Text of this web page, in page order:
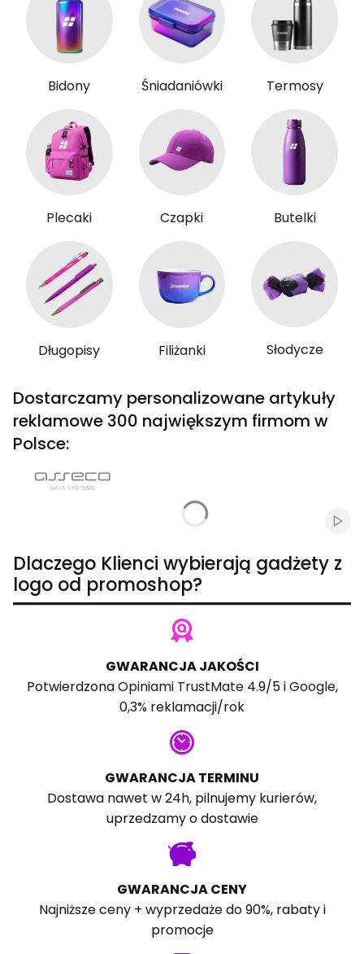
Bidony Śniadaniówki Termosy
Plecaki Czapki Butelki
Długopisy Filiżanki Słodycze
Dostarczamy personalizowane artykuły
reklamowe 300 największym firmom w
Polsce:
Dlaczego Klienci wybierają gadżety z
logo od promoshop?
GWARANCJA JAKOŚCI
PotwierdzonaOpiniami TrustMate4.9/5 iGoogle,
0,3% reklamacji/rok
GWARANCJA TERMINU
Dostawa nawet w 24h, pilnujemy kurierów,
uprzedzamy o dostawie
GWARANCJA CENY
Najniższe ceny + wyprzedaże do 90%, rabaty i
promocje